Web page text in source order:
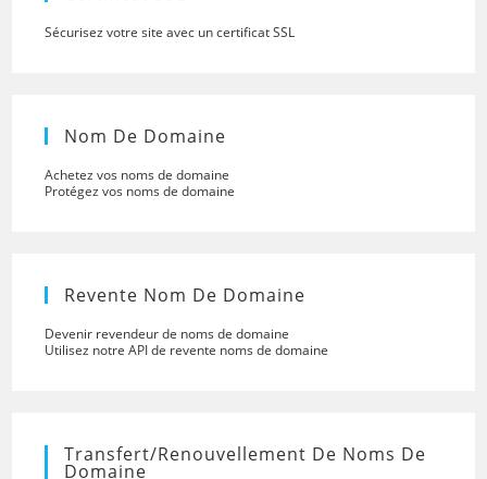
Sécurisez votre site avec un certificat SSL
Nom De Domaine
Achetez vos noms de domaine
Protégez vos noms de domaine
Revente Nom De Domaine
Devenir revendeur de noms de domaine
Utilisez notre API de revente noms de domaine
Transfert/renouvellement De Noms De
Domaine